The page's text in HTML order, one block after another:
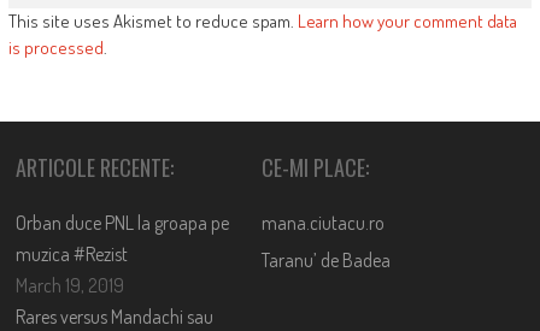
This site uses Akismet to reduce spam. Learn how your comment data
is processed.
ARTICOLE RECENTE:
Orban duce PNL la groapa pe
muzica #Rezist
March 19, 2019
Rares versus Mandachi sau
CE-MI PLACE:
mana.ciutacu.ro
Taranu’ de Badea